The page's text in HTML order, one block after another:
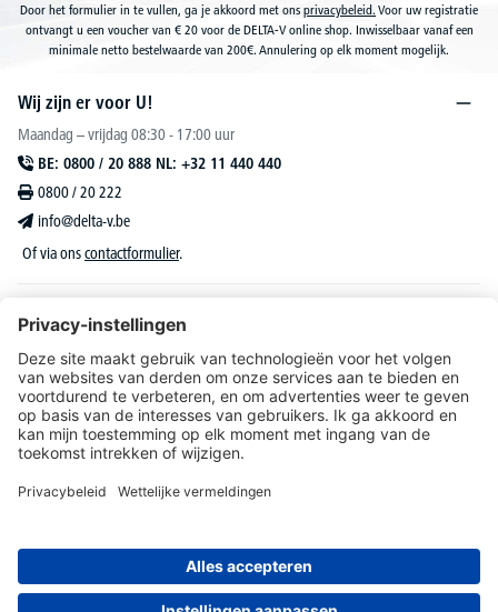
Door het formulier in te vullen, ga je akkoord met ons privacybeleid. Voor uw registratie
ontvangt u een voucher van € 20 voor de DELTA-V online shop. Inwisselbaar vanaf een
minimale netto bestelwaarde van 200€. Annulering op elk moment mogelijk.
Wij zijn er voor U!
Maandag – vrijdag 08:30 - 17:00 uur
BE: 0800 / 20 888 NL: +32 11 440 440
0800 / 20 222
info@delta-v.be
Of via onscontactformulier.
DELTA-V Lucas
Klantenservice
Over DELTA-V
en organisaties.